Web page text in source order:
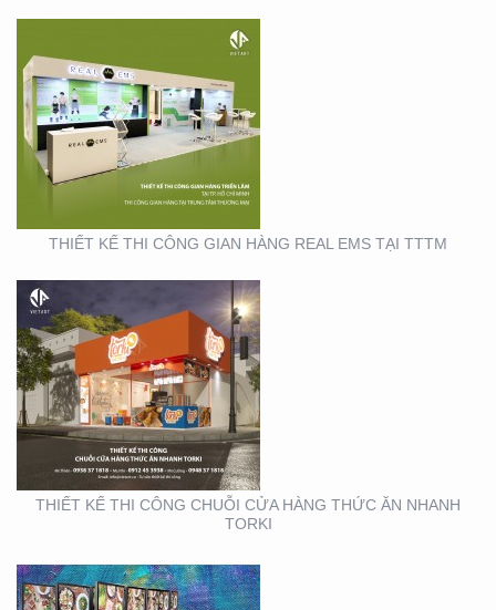
THIẾT KẾ THI CÔNG GIAN HÀNG REAL EMS TẠI TTTM
THIẾT KẾ THI CÔNG
CHUỖI CỬA HÀNG
THỨC ĂN NHANH TORKI
THIẾT KẾ THI CÔNG CHUỖI CỬA HÀNG THỨC ĂN NHANH
TORKI
SẢN XUẤT STANDEE TẠI
TP. HỒ CHÍ MINH